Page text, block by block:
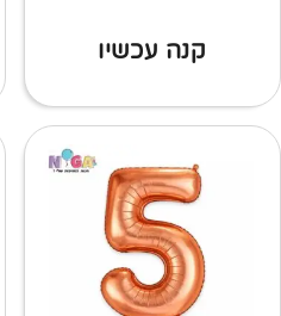
קנה עכשיו